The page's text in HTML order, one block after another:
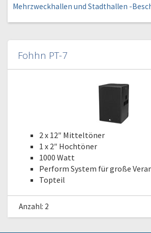
Mehrzweckhallen und Stadthallen -
Fohhn PT-7
2 x 12″ Mitteltöner
1 x 2″ Hochtöner
1000 Watt
Perform System für große
Topteil
Anzahl: 2